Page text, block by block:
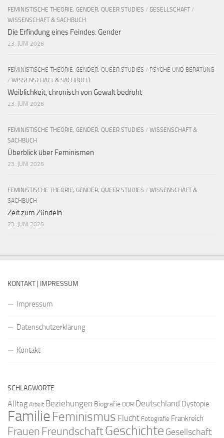
FEMINISTISCHE THEORIE, GENDER, QUEER STUDIES / GESELLSCHAFT /
WISSENSCHAFT & SACHBUCH
Die Erfindung eines Feindes: Gender
23. JUNI 2026
FEMINISTISCHE THEORIE, GENDER, QUEER STUDIES / PSYCHE UND BERATUNG
/ WISSENSCHAFT & SACHBUCH
Weiblichkeit, chronisch von Gewalt bedroht
23. JUNI 2026
FEMINISTISCHE THEORIE, GENDER, QUEER STUDIES / WISSENSCHAFT &
SACHBUCH
Überblick über Feminismen
23. JUNI 2026
FEMINISTISCHE THEORIE, GENDER, QUEER STUDIES / WISSENSCHAFT &
SACHBUCH
Zeit zum Zündeln
23. JUNI 2026
KONTAKT | IMPRESSUM
Impressum
Datenschutzerklärung
Kontakt
SCHLAGWORTE
Alltag Arbeit Beziehungen Biografie DDR Deutschland Dystopie
FamilieFeminismus Flucht Fotografie Frankreich
Frauen FreundschaftGeschichte Gesellschaft